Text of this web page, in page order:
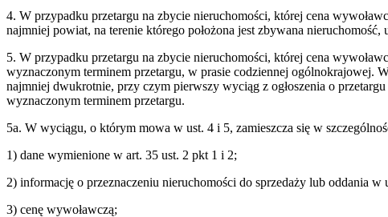
4. W przypadku przetargu na zbycie nieruchomości, której cena
najmniej powiat, na terenie którego położona jest zbywana
5. W przypadku przetargu na zbycie nieruchomości, której cena
wyznaczonym terminem przetargu, w prasie codziennej ogólnokrajowej.
najmniej dwukrotnie, przy czym pierwszy wyciąg z ogłoszenia o
wyznaczonym terminem przetargu.
5a. W wyciągu, o którym mowa w ust. 4 i 5, zamieszcza się w
1) dane wymienione w art. 35 ust. 2 pkt 1 i 2;
2) informację o przeznaczeniu nieruchomości do sprzedaży lub oddania w
3) cenę wywoławczą;